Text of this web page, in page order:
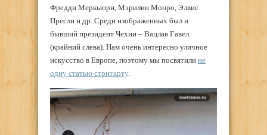
Фредди Меркьюри, Мэрилин Монро, Элвис
Пресли и др. Среди изображенных был и
бывший президент Чехии – Вацлав Гавел
(крайний слева). Нам очень интересно уличное
искусство в Европе, поэтому мы посвятили не
одну статью стритарту.